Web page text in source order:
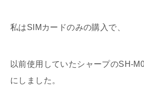
私はSIMカードのみの購入で、
以前使用していたシャープのSH-
にしました。